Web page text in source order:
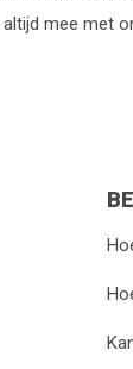
altijd mee met